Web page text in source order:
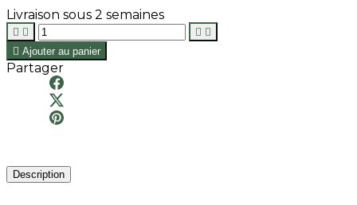
Livraison sous 2 semaines
   
 Ajouter au panier
Partager
Description